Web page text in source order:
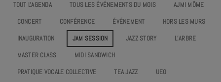
TOUT L'AGENDA TOUS LES ÉVÉNEMENTS DU MOIS
AJMI MÔME
CONCERT
CONFÉRENCE ÉVÉNEMENT
HORS LES MURS
INAUGURATION
JAM SESSION JAZZ STORY
L’ARBRE
MASTER CLASS
MIDI SANDWICH
PRATIQUE VOCALE COLLECTIVE
TEA JAZZ UEO